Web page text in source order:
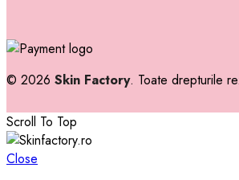
© 2026 Skin Factory. Toate drepturile
Scroll To Top
Close